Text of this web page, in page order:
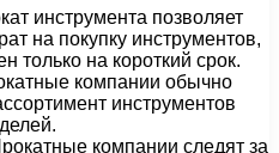
инструмента позволяет
на покупку инструментов,
только на короткий срок.
компании обычно
инструментов
компании следят за